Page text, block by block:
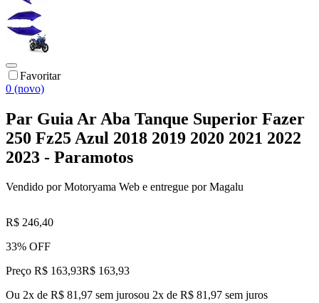
Favoritar
0 (novo)
Par Guia Ar Aba Tanque Superior Fazer
250 Fz25 Azul 2018 2019 2020 2021 2022
2023 - Paramotos
Vendido porMotoryama Web e entregue por Magalu
R$ 246,40
33% OFF
Preço R$ 163,93R$ 163,93
Ou 2x de R$ 81,97 sem jurosou 2x de R$ 81,97 sem juros